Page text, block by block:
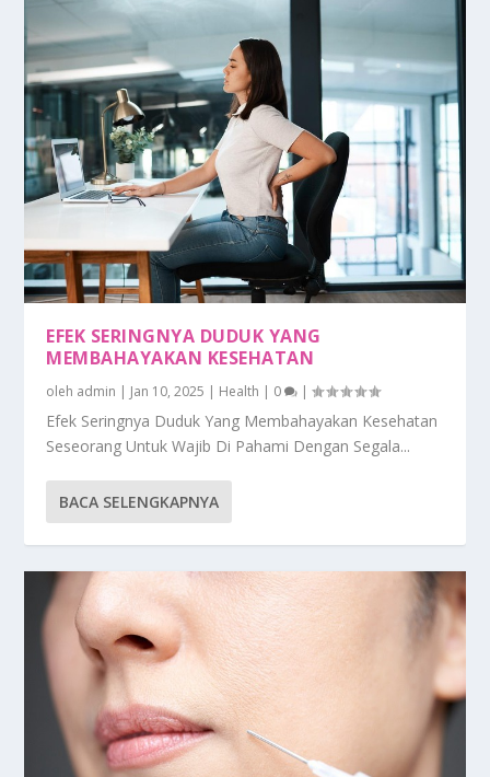
EFEK SERINGNYA DUDUK YANG
MEMBAHAYAKAN KESEHATAN
oleh admin | Jan 10, 2025 | Health | 0 |
Efek Seringnya Duduk Yang Membahayakan Kesehatan
Seseorang Untuk Wajib Di Pahami Dengan Segala...
BACA SELENGKAPNYA